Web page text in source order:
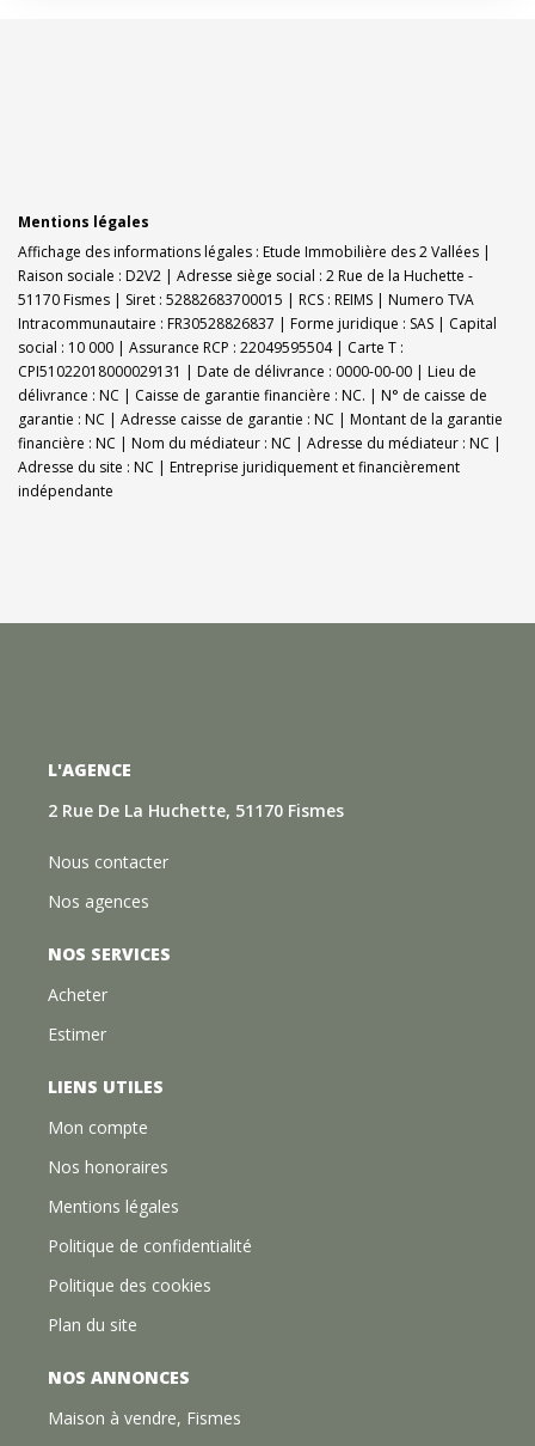
Mentions légales
Affichage des informations légales : Etude Immobilière des 2 Vallées |
Raison sociale : D2V2 | Adresse siège social : 2 Rue de la Huchette -
51170 Fismes | Siret : 52882683700015 | RCS : REIMS | Numero TVA
Intracommunautaire : FR30528826837 | Forme juridique : SAS | Capital
social : 10 000 | Assurance RCP : 22049595504 | Carte T :
CPI51022018000029131 | Date de délivrance : 0000-00-00 | Lieu de
délivrance : NC | Caisse de garantie financière : NC. | N° de caisse de
garantie : NC | Adresse caisse de garantie : NC | Montant de la garantie
financière : NC | Nom du médiateur : NC | Adresse du médiateur : NC |
Adresse du site : NC | Entreprise juridiquement et financièrement
indépendante
L'AGENCE
2 Rue De La Huchette, 51170 Fismes
Nous contacter
Nos agences
NOS SERVICES
Acheter
Estimer
LIENS UTILES
Mon compte
Nos honoraires
Mentions légales
Politique de confidentialité
Politique des cookies
Plan du site
NOS ANNONCES
Maison à vendre, Fismes